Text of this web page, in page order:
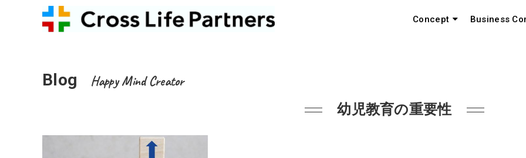
Concept Business
Blog Happy Mind Creator
幼児教育の重要性